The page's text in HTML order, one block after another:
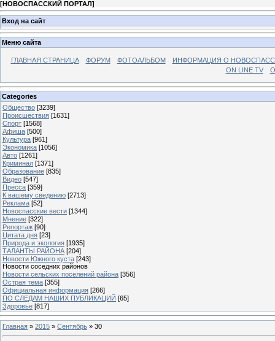
[НОВОСПАССКИЙ ПОРТАЛ]
Вход на сайт
Меню сайта
ГЛАВНАЯ СТРАНИЦА ФОРУМ ФОТОАЛЬБОМ
ИНФОРМАЦИЯ О
ON LINE TV
Categories
Общество [3239]
Происшествия [1631]
Спорт [1568]
Афиша [500]
Культура [961]
Экономика [1056]
Авто [1261]
Криминал [1371]
Образование [835]
Видео [547]
Пресса [359]
К вашему сведению [2713]
Реклама [52]
Новоспасские вести [1344]
Мнение [322]
Репортаж [90]
Цитата дня [23]
Природа и экология [1935]
ТАЛАНТЫ РАЙОНА [204]
Новости Южного куста [243]
Новости соседних районов
Новости сельских поселений района [356]
Острая тема [355]
Официальная информация [266]
ПО СЛЕДАМ НАШИХ ПУБЛИКАЦИЙ [65]
Здоровье [817]
Главная » 2015 » Сентябрь » 30